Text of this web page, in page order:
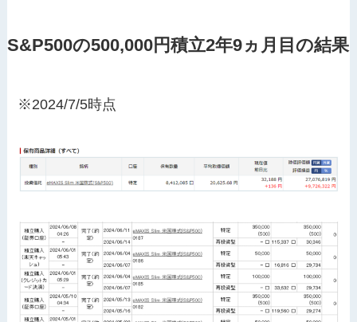
S&P500の500,000円積立2年9ヵ月目の結果
※2024/7/5時点